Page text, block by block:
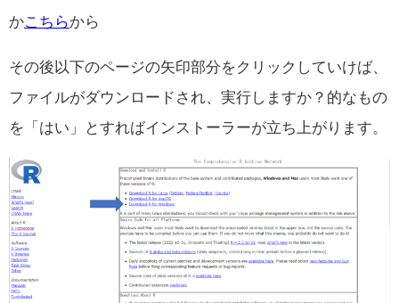
か こちらから
その後以下のページの矢印部分をクリックしていけば、
ファイルがダウンロードされ、実行しますか？的なもの
を「はい」とすればインストーラーが立ち上がります。